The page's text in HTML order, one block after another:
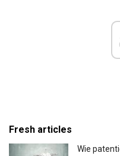
Fresh articles
Wie